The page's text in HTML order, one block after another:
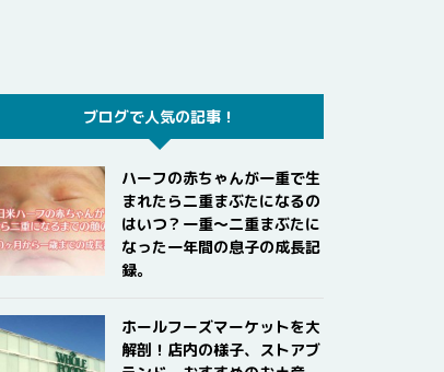
ブログで人気の記事！
ハーフの赤ちゃんが一重で生
まれたら二重まぶたになるの
はいつ？一重〜二重まぶたに
なった一年間の息子の成長記
録。
ホールフーズマーケットを大
解剖！店内の様子、ストアブ